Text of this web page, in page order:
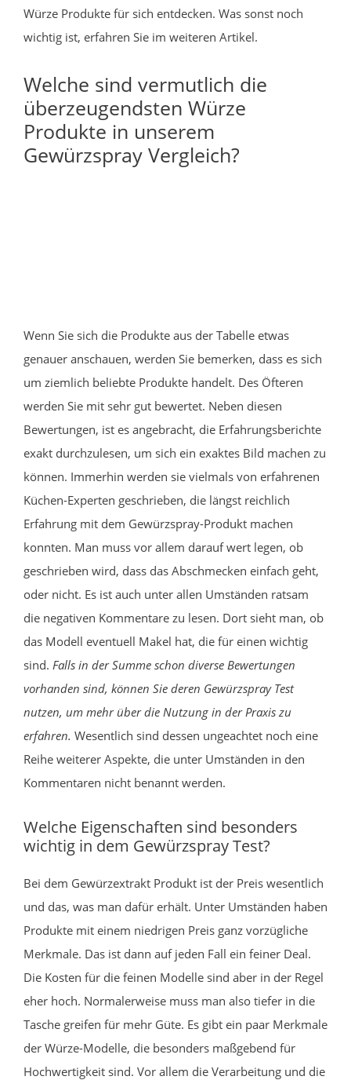
Würze Produkte für sich entdecken. Was sonst noch
wichtig ist, erfahren Sie im weiteren Artikel.
Welche sind vermutlich die
überzeugendsten Würze
Produkte in unserem
Gewürzspray Vergleich?
Wenn Sie sich die Produkte aus der Tabelle etwas
genauer anschauen, werden Sie bemerken, dass es sich
um ziemlich beliebte Produkte handelt. Des Öfteren
werden Sie mit sehr gut bewertet. Neben diesen
Bewertungen, ist es angebracht, die Erfahrungsberichte
exakt durchzulesen, um sich ein exaktes Bild machen zu
können. Immerhin werden sie vielmals von erfahrenen
Küchen-Experten geschrieben, die längst reichlich
Erfahrung mit dem Gewürzspray-Produkt machen
konnten. Man muss vor allem darauf wert legen, ob
geschrieben wird, dass das Abschmecken einfach geht,
oder nicht. Es ist auch unter allen Umständen ratsam
die negativen Kommentare zu lesen. Dort sieht man, ob
das Modell eventuell Makel hat, die für einen wichtig
sind. Falls in der Summe schon diverse Bewertungen
vorhanden sind, können Sie deren Gewürzspray Test
nutzen, um mehr über die Nutzung in der Praxis zu
erfahren. Wesentlich sind dessen ungeachtet noch eine
Reihe weiterer Aspekte, die unter Umständen in den
Kommentaren nicht benannt werden.
Welche Eigenschaften sind besonders
wichtig in dem Gewürzspray Test?
Bei dem Gewürzextrakt Produkt ist der Preis wesentlich
und das, was man dafür erhält. Unter Umständen haben
Produkte mit einem niedrigen Preis ganz vorzügliche
Merkmale. Das ist dann auf jeden Fall ein feiner Deal.
Die Kosten für die feinen Modelle sind aber in der Regel
eher hoch. Normalerweise muss man also tiefer in die
Tasche greifen für mehr Güte. Es gibt ein paar Merkmale
der Würze-Modelle, die besonders maßgebend für
Hochwertigkeit sind. Vor allem die Verarbeitung und die